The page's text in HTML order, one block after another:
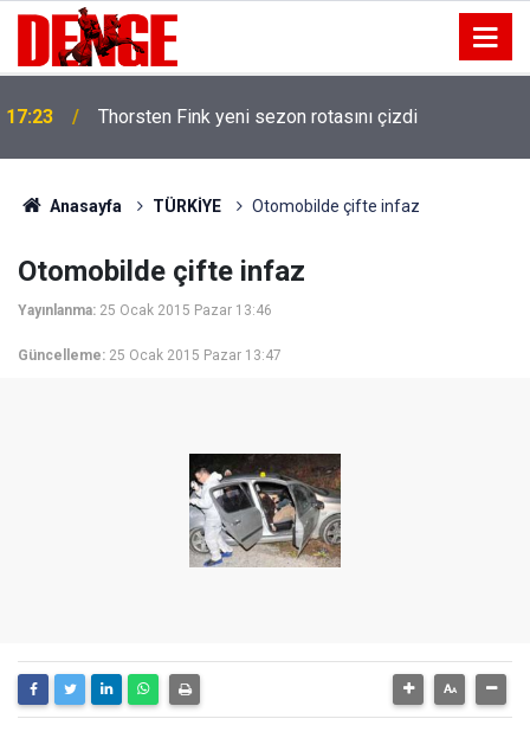
17:23 Thorsten Fink yeni sezon rotasını çizdi
Anasayfa TÜRKİYE Otomobilde çifte infaz
Otomobilde çifte infaz
Yayınlanma: 25 Ocak 2015 Pazar 13:46
Güncelleme: 25 Ocak 2015 Pazar 13:47